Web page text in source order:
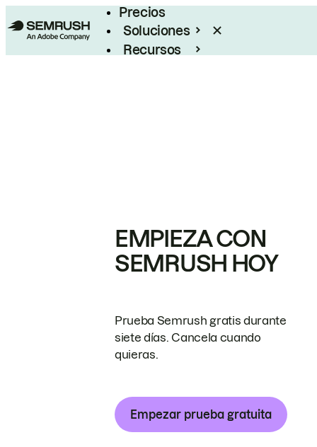
Precios
Soluciones
Recursos
EMPIEZA CON
SEMRUSH HOY
Prueba Semrush gratis durante
siete días. Cancela cuando
quieras.
Empezar prueba gratuita